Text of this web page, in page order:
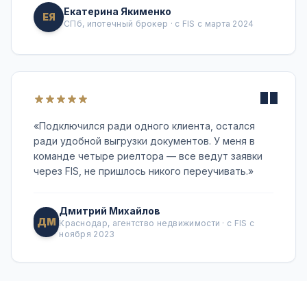
ЕЯ Екатерина Якименко
СПб, ипотечный брокер · с FIS с марта 2024
"
«Подключился ради одного клиента, остался
ради удобной выгрузки документов. У меня в
команде четыре риелтора — все ведут заявки
через FIS, не пришлось никого переучивать.»
ДМ
Дмитрий Михайлов
Краснодар, агентство недвижимости · с FIS с
ноября 2023